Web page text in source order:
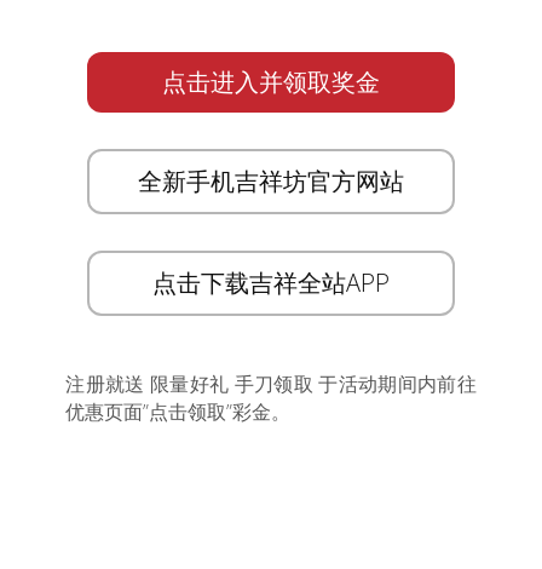
点击进入并领取奖金
全新手机吉祥坊官方网站
点击下载吉祥全站APP
注册就送 限量好礼 手刀领取 于活动期间内前往
优惠页面”点击领取”彩金。